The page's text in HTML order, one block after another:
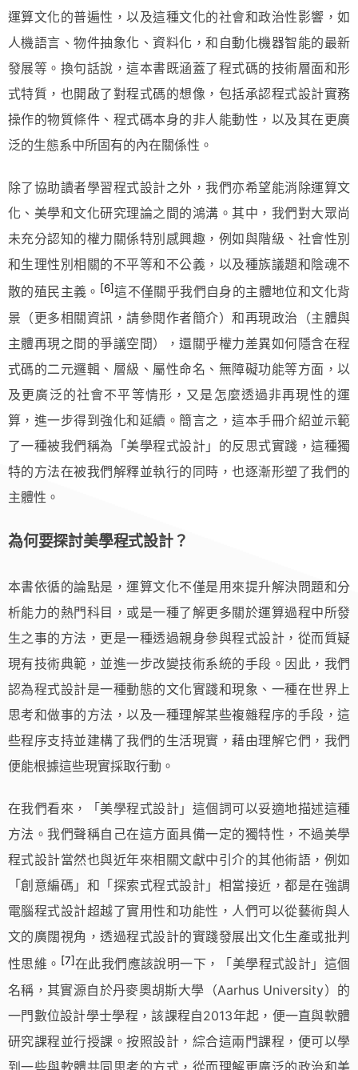
運算文化的普遍性，以及這種文化的社會和政治性影響，如
人機語言、物件抽象化、資料化，和自動化機器智能的最新
發展等。換句話說，這本書既涵蓋了程式碼的技術層面和形
式特質，也開啟了對程式碼的想像，包括承認程式設計實務
操作的物質條件、程式碼本身的非人能動性，以及其在更廣
泛的生態系中所固有的內在關係性。
除了協助讀者學習程式設計之外，我們亦希望能消除運算文
化、美學和文化研究理論之間的鴻溝。其中，我們對大眾尚
未充分認知的權力關係特別感興趣，例如與階級、社會性別
和生理性別相關的不平等和不公義，以及種族議題和陰魂不
散的殖民主義。 [6]這不僅關乎我們自身的主體地位和文化背
景（更多相關資訊，請參閱作者簡介）和再現政治（主體與
主體再現之間的爭議空間），還關乎權力差異如何隱含在程
式碼的二元邏輯、層級、屬性命名、無障礙功能等方面，以
及更廣泛的社會不平等情形，又是怎麼透過非再現性的運
算，進一步得到強化和延續。簡言之，這本手冊介紹並示範
了一種被我們稱為「美學程式設計」的反思式實踐，這種獨
特的方法在被我們解釋並執行的同時，也逐漸形塑了我們的
主體性。
為何要探討美學程式設計？
本書依循的論點是，運算文化不僅是用來提升解決問題和分
析能力的熱門科目，或是一種了解更多關於運算過程中所發
生之事的方法，更是一種透過親身參與程式設計，從而質疑
現有技術典範，並進一步改變技術系統的手段。因此，我們
認為程式設計是一種動態的文化實踐和現象、一種在世界上
思考和做事的方法，以及一種理解某些複雜程序的手段，這
些程序支持並建構了我們的生活現實，藉由理解它們，我們
便能根據這些現實採取行動。
在我們看來，「美學程式設計」這個詞可以妥適地描述這種
方法。我們聲稱自己在這方面具備一定的獨特性，不過美學
程式設計當然也與近年來相關文獻中引介的其他術語，例如
「創意編碼」和「探索式程式設計」相當接近，都是在強調
電腦程式設計超越了實用性和功能性，人們可以從藝術與人
文的廣闊視角，透過程式設計的實踐發展出文化生產或批判
性思維。 [7]在此我們應該說明一下，「美學程式設計」這個
名稱，其實源自於丹麥奧胡斯大學（Aarhus University）的
一門數位設計學士學程，該課程自2013年起，便一直與軟體
研究課程並行授課。按照設計，綜合這兩門課程，便可以學
到一些與軟體共同思考的方式，從而理解更廣泛的政治和美